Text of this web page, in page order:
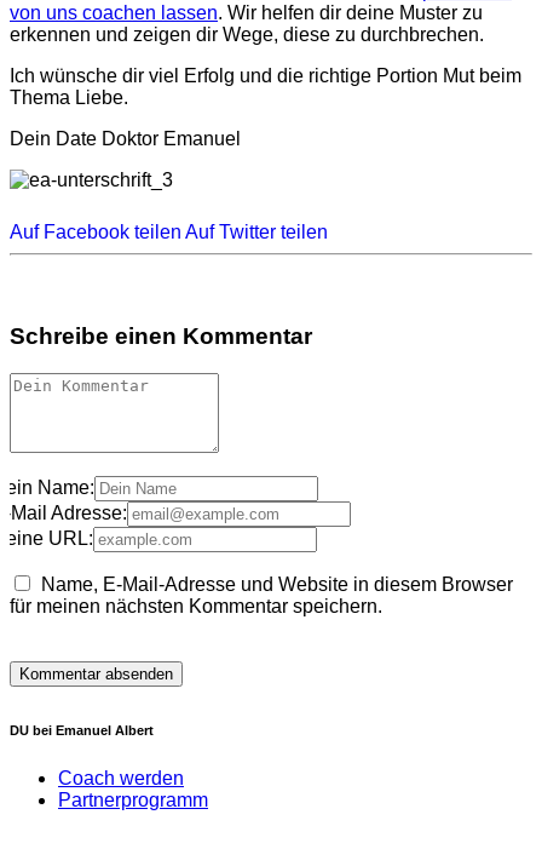
von uns coachen lassen. Wir helfen dir deine Muster zu
erkennen und zeigen dir Wege, diese zu durchbrechen.
Ich wünsche dir viel Erfolg und die richtige Portion Mut beim
Thema Liebe.
Dein Date Doktor Emanuel
Auf Facebook teilen Auf Twitter teilen
Schreibe einen Kommentar
Name:
Mail Adresse:
URL:
Name, E-Mail-Adresse und Website in diesem Browser
für meinen nächsten Kommentar speichern.
DU bei Emanuel Albert
Coach werden
Partnerprogramm